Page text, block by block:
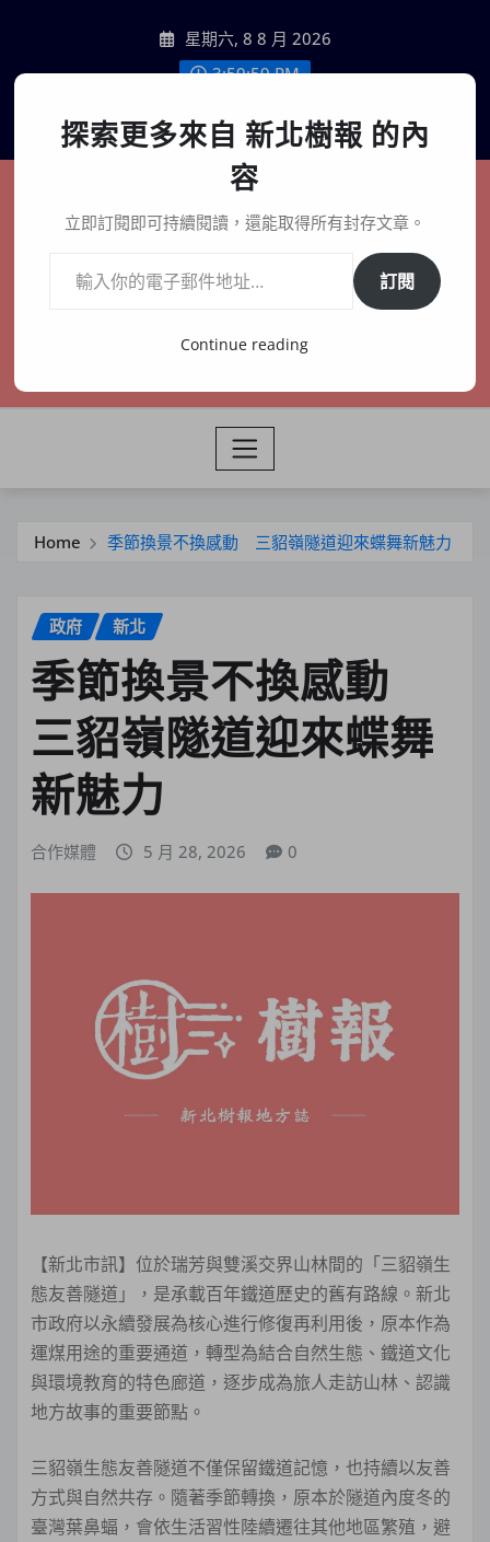
content
星期六, 8 8 月 2026
4:00:01 PM
聯絡我們
新北樹報
在地、記憶、連結、創生
Home 季節換景不換感動 三貂嶺隧道迎來蝶舞新魅力
政府 新北
季節換景不換感動
三貂嶺隧道迎來蝶舞
新魅力
合作媒體 5 月 28, 2026 0
【新北市訊】位於瑞芳與雙溪交界山林間的「三貂嶺生
態友善隧道」，是承載百年鐵道歷史的舊有路線。新北
市政府以永續發展為核心進行修復再利用後，原本作為
運煤用途的重要通道，轉型為結合自然生態、鐵道文化
與環境教育的特色廊道，逐步成為旅人走訪山林、認識
地方故事的重要節點。
三貂嶺生態友善隧道不僅保留鐵道記憶，也持續以友善
方式與自然共存。隨著季節轉換，原本於隧道內度冬的
臺灣葉鼻蝠，會依生活習性陸續遷往其他地區繁殖，避
探索更多來自 新北樹報 的內
容
立即訂閱即可持續閱讀，還能取得所有封存文章。
訂閱
Continue reading